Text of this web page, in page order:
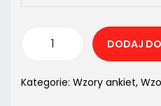
DODAJ
Kategorie: Wzory ankiet,